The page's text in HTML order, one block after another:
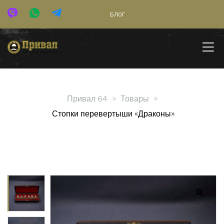
БЛОГ
Привал 64 > Товары >
Стопки перевертыши «Драконы»